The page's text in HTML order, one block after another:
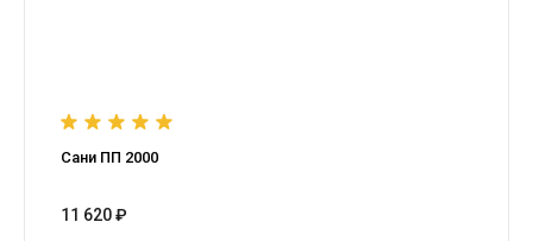
Сани ПП 2000
11 620 ₽